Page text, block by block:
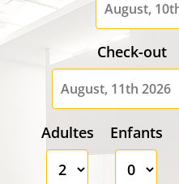
Check-out
Adultes Enfants